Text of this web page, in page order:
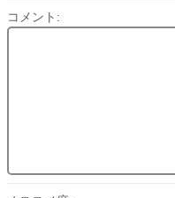
コメント: